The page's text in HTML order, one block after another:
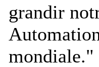
grandir
mondiale."